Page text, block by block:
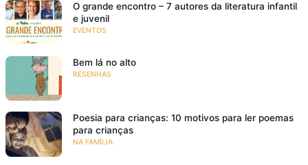
O grande encontro – 7 autores da literatura infantil
e juvenil
EVENTOS
Bem lá no alto
RESENHAS
Poesia para crianças: 10 motivos para ler poemas
para crianças
NA FAMÍLIA